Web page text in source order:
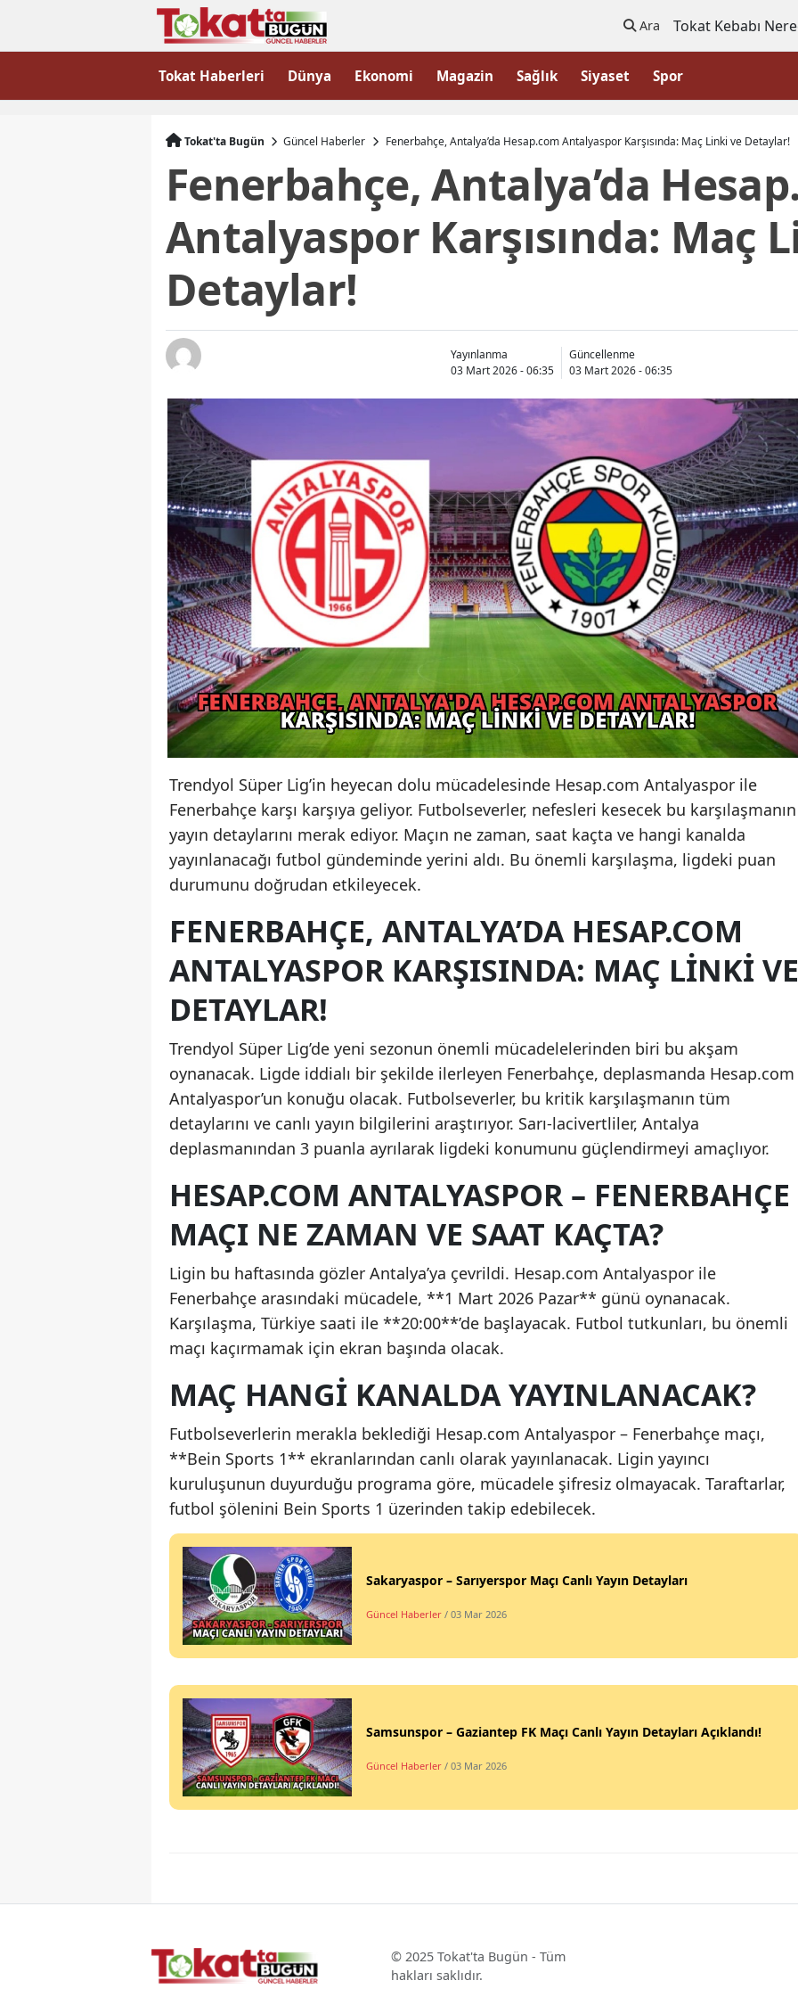
Ara Tokat Kebabı
Tokat Haberleri Dünya Ekonomi Magazin Sağlık Siyaset Spor
Tokat'ta Bugün Güncel Haberler Fenerbahçe, Antalya’da Hesap.com Antalyaspor Karşısında: Maç Linki ve Detaylar!
Fenerbahçe, Antalya’da
Antalyaspor Karşısında: Maç
Detaylar!
Yayınlanma
03 Mart 2026 - 06:35
Güncellenme
03 Mart 2026 - 06:35
Trendyol Süper Lig’in heyecan dolu mücadelesinde Hesap.com Antalyaspor ile
Fenerbahçe karşı karşıya geliyor. Futbolseverler, nefesleri kesecek bu karşılaşmanın
yayın detaylarını merak ediyor. Maçın ne zaman, saat kaçta ve hangi kanalda
yayınlanacağı futbol gündeminde yerini aldı. Bu önemli karşılaşma, ligdeki puan
durumunu doğrudan etkileyecek.
FENERBAHÇE, ANTALYA’DA HESAP.COM
ANTALYASPOR KARŞISINDA: MAÇ LINKI VE
DETAYLAR!
Trendyol Süper Lig’de yeni sezonun önemli mücadelelerinden biri bu akşam
oynanacak. Ligde iddialı bir şekilde ilerleyen Fenerbahçe, deplasmanda Hesap.com
Antalyaspor’un konuğu olacak. Futbolseverler, bu kritik karşılaşmanın tüm
detaylarını ve canlı yayın bilgilerini araştırıyor. Sarı-lacivertliler, Antalya
deplasmanından 3 puanla ayrılarak ligdeki konumunu güçlendirmeyi amaçlıyor.
HESAP.COM ANTALYASPOR – FENERBAHÇE
MAÇI NE ZAMAN VE SAAT KAÇTA?
Ligin bu haftasında gözler Antalya’ya çevrildi. Hesap.com Antalyaspor ile
Fenerbahçe arasındaki mücadele, **1 Mart 2026 Pazar** günü oynanacak.
Karşılaşma, Türkiye saati ile **20:00**’de başlayacak. Futbol tutkunları, bu önemli
maçı kaçırmamak için ekran başında olacak.
MAÇ HANGI KANALDA YAYINLANACAK?
Futbolseverlerin merakla beklediği Hesap.com Antalyaspor – Fenerbahçe maçı,
**Bein Sports 1** ekranlarından canlı olarak yayınlanacak. Ligin yayıncı
kuruluşunun duyurduğu programa göre, mücadele şifresiz olmayacak. Taraftarlar,
futbol şölenini Bein Sports 1 üzerinden takip edebilecek.
Sakaryaspor – Sarıyerspor Maçı Canlı Yayın Detayları
Güncel Haberler / 03 Mar 2026
Samsunspor – Gaziantep FK Maçı Canlı Yayın Detayları Açıklandı!
Güncel Haberler / 03 Mar 2026
© 2025 Tokat'ta Bugün - Tüm
hakları saklıdır.